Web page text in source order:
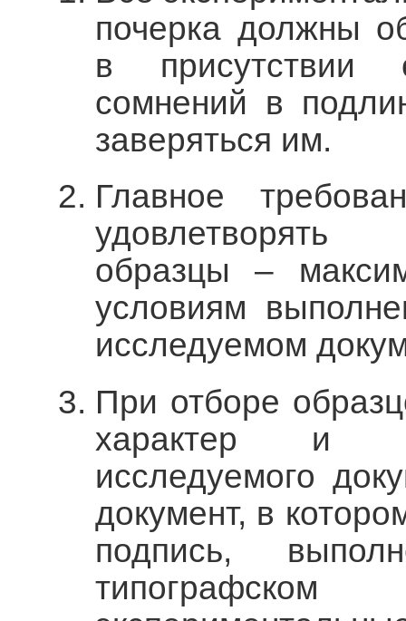
почерка должны
в присутствии
сомнений в
заверяться им.
Главное
образцы –
условиям
исследуемом
При отборе
характер и
исследуемого
документ, в
подпись,